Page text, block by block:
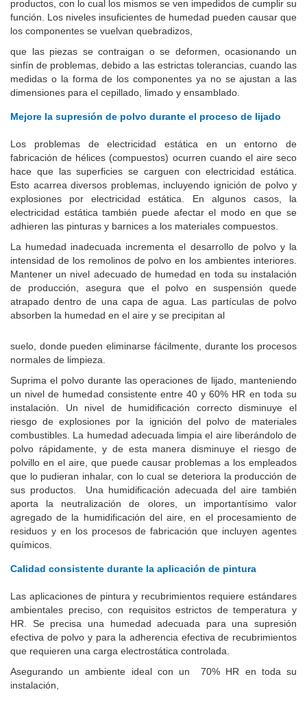
productos, con lo cual los mismos se ven impedidos de cumplir su
función. Los niveles insuficientes de humedad pueden causar que
los componentes se vuelvan quebradizos,
que las piezas se contraigan o se deformen, ocasionando un
sinfín de problemas, debido a las estrictas tolerancias, cuando las
medidas o la forma de los componentes ya no se ajustan a las
dimensiones para el cepillado, limado y ensamblado.
Mejore la supresión de polvo durante el proceso de lijado
Los problemas de electricidad estática en un entorno de
fabricación de hélices (compuestos) ocurren cuando el aire seco
hace que las superficies se carguen con electricidad estática.
Esto acarrea diversos problemas, incluyendo ignición de polvo y
explosiones por electricidad estática. En algunos casos, la
electricidad estática también puede afectar el modo en que se
adhieren las pinturas y barnices a los materiales compuestos.
La humedad inadecuada incrementa el desarrollo de polvo y la
intensidad de los remolinos de polvo en los ambientes interiores.
Mantener un nivel adecuado de humedad en toda su instalación
de producción, asegura que el polvo en suspensión quede
atrapado dentro de una capa de agua. Las partículas de polvo
absorben la humedad en el aire y se precipitan al
suelo, donde pueden eliminarse fácilmente, durante los procesos
normales de limpieza.
Suprima el polvo durante las operaciones de lijado, manteniendo
un nivel de humedad consistente entre 40 y 60% HR en toda su
instalación. Un nivel de humidificación correcto disminuye el
riesgo de explosiones por la ignición del polvo de materiales
combustibles. La humedad adecuada limpia el aire liberándolo de
polvo rápidamente, y de esta manera disminuye el riesgo de
polvillo en el aire, que puede causar problemas a los empleados
que lo pudieran inhalar, con lo cual se deteriora la producción de
sus productos. Una humidificación adecuada del aire también
aporta la neutralización de olores, un importantísimo valor
agregado de la humidificación del aire, en el procesamiento de
residuos y en los procesos de fabricación que incluyen agentes
químicos.
Calidad consistente durante la aplicación de pintura
Las aplicaciones de pintura y recubrimientos requiere estándares
ambientales preciso, con requisitos estrictos de temperatura y
HR. Se precisa una humedad adecuada para una supresión
efectiva de polvo y para la adherencia efectiva de recubrimientos
que requieren una carga electrostática controlada.
Asegurando un ambiente ideal con un 70% HR en toda su
instalación,